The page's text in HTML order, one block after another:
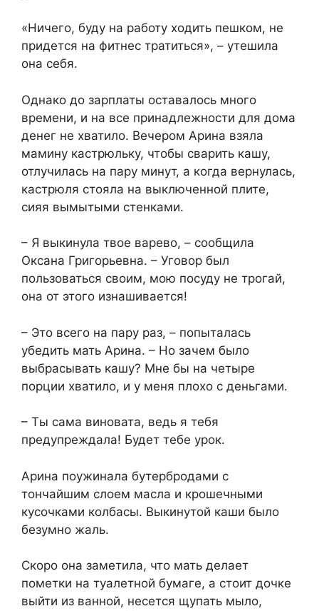
«Ничего, буду на работу ходить пешком, не
придется на фитнес тратиться», – утешила
она себя.
Однако до зарплаты оставалось много
времени, и на все принадлежности для дома
денег не хватило. Вечером Арина взяла
мамину кастрюльку, чтобы сварить кашу,
отлучилась на пару минут, а когда вернулась,
кастрюля стояла на выключенной плите,
сияя вымытыми стенками.
– Я выкинула твое варево, – сообщила
Оксана Григорьевна. – Уговор был
пользоваться своим, мою посуду не трогай,
она от этого изнашивается!
– Это всего на пару раз, – попыталась
убедить мать Арина. – Но зачем было
выбрасывать кашу? Мне бы на четыре
порции хватило, и у меня плохо с деньгами.
– Ты сама виновата, ведь я тебя
предупреждала! Будет тебе урок.
Арина поужинала бутербродами с
тончайшим слоем масла и крошечными
кусочками колбасы. Выкинутой каши было
безумно жаль.
Скоро она заметила, что мать делает
пометки на туалетной бумаге, а стоит дочке
выйти из ванной, несется щупать мыло,